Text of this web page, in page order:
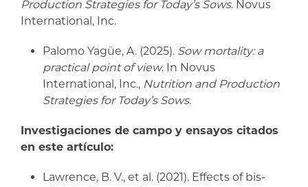
Production Strategies for Today’s Sows. Novus
International, Inc.
Palomo Yagüe, A. (2025). Sow mortality: a
practical point of view. In Novus
International, Inc., Nutrition and Production
Strategies for Today’s Sows.
Investigaciones de campo y ensayos citados
en este artículo:
Lawrence, B. V., et al. (2021). Effects of bis-